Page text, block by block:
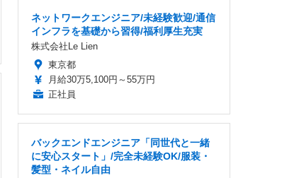
ネットワークエンジニア/未経験歓迎/通信
インフラを基礎から習得/福利厚生充実
株式会社Le Lien
東京都
月給30万5,100円～55万円
正社員
バックエンドエンジニア「同世代と一緒
に安心スタート」/完全未経験OK/服装・
髪型・ネイル自由